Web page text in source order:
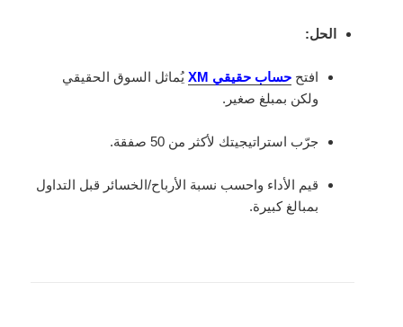
الحل:
افتححساب حقيقي XM
يُماثل السوق الحقيقي
ولكن بمبلغ صغير.
جرّب استراتيجيتك لأكثر من 50 صفقة.
قيم الأداء واحسب نسبة الأرباح/الخسائر قبل التداول
بمبالغ كبيرة.